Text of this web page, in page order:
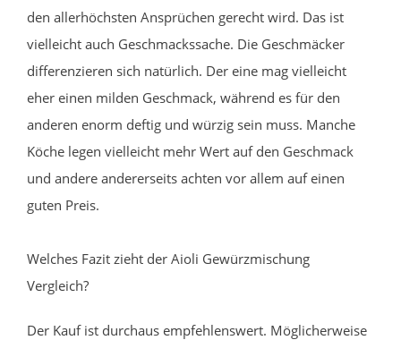
den allerhöchsten Ansprüchen gerecht wird. Das ist
vielleicht auch Geschmackssache. Die Geschmäcker
differenzieren sich natürlich. Der eine mag vielleicht
eher einen milden Geschmack, während es für den
anderen enorm deftig und würzig sein muss. Manche
Köche legen vielleicht mehr Wert auf den Geschmack
und andere andererseits achten vor allem auf einen
guten Preis.
Welches Fazit zieht der Aioli Gewürzmischung
Vergleich?
Der Kauf ist durchaus empfehlenswert. Möglicherweise